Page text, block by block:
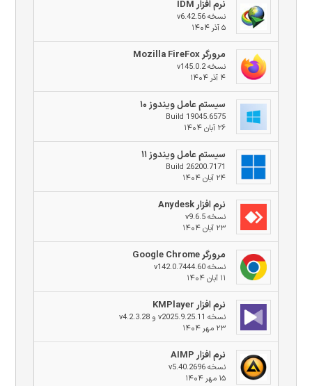
نرم افزار IDM
نسخه v6.42.56
۵ آذر ۱۴۰۴
مرورگر Mozilla FireFox
نسخه v145.0.2
۴ آذر ۱۴۰۴
سیستم عامل ویندوز ۱۰
Build 19045.6575
۲۶ آبان ۱۴۰۴
سیستم عامل ویندوز ۱۱
Build 26200.7171
۲۴ آبان ۱۴۰۴
نرم افزار Anydesk
نسخه v9.6.5
۲۳ آبان ۱۴۰۴
مرورگر Google Chrome
نسخه v142.0.7444.60
۱۱ آبان ۱۴۰۴
نرم افزار KMPlayer
نسخه v2025.9.25.11 و v4.2.3.28
۲۳ مهر ۱۴۰۴
نرم افزار AIMP
نسخه v5.40.2696
۱۵ مهر ۱۴۰۴